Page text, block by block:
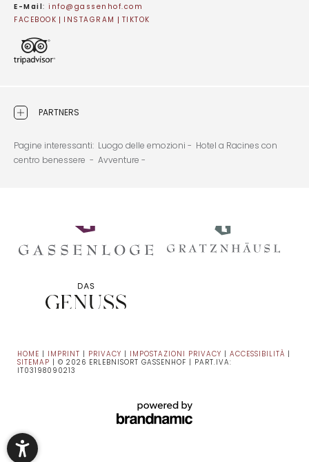
E-Mail: info@ gassenhof.com
FACEBOOK
INSTAGRAM TIKTOK
PARTNERS
Pagine interessanti: Luogo delle emozioni - Hotel a Racines con
centro benessere - Avventure -
HOME | IMPRINT | PRIVACY | IMPOSTAZIONI PRIVACY | ACCESSIBILITÀ |
SITEMAP | © 2026 ERLEBNISORT GASSENHOF | PART.IVA:
IT03198090213